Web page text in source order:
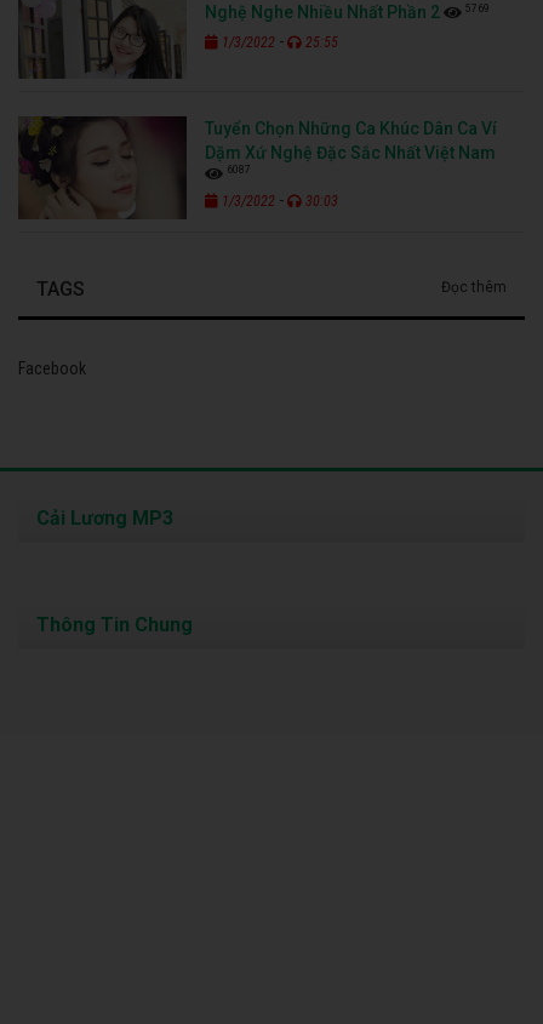
Nghệ Nghe Nhiều Nhất Phần 2
5769
1/3/2022 - 25:55
Tuyển Chọn Những Ca Khúc Dân Ca Ví
Dặm Xứ Nghệ Đặc Sắc Nhất Việt Nam
6087
1/3/2022 - 30:03
TAGS Đọc thêm
Facebook
Cải Lương MP3
Thông Tin Chung